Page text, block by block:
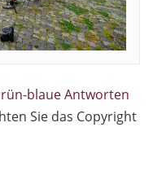
blaue Antworten
Sie das Copyright